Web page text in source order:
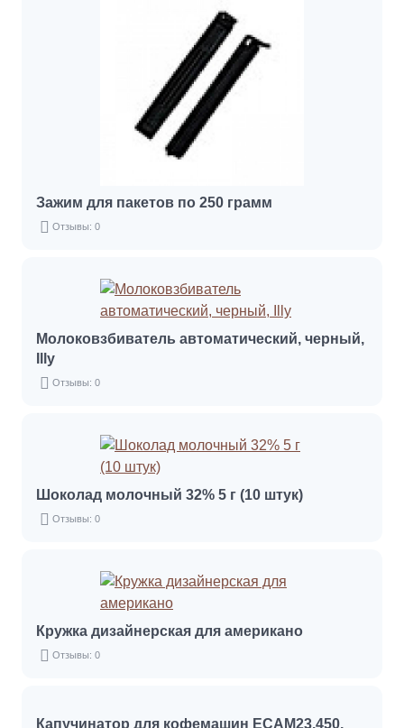
Зажим для пакетов по 250 грамм
Отзывы: 0
Молоковзбиватель автоматический, черный,
Illy
Отзывы: 0
Шоколад молочный 32% 5 г (10 штук)
Отзывы: 0
Кружка дизайнерская для американо
Отзывы: 0
Капучинатор для кофемашин ECAM23.450,